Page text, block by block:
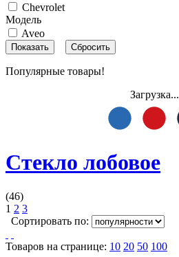
Chevrolet
Модель
Aveo
Популярные товары!
Загрузка...
Стекло лобовое
(46)
1 2 3
Сортировать по:
Товаров на странице: 10 20 50 100